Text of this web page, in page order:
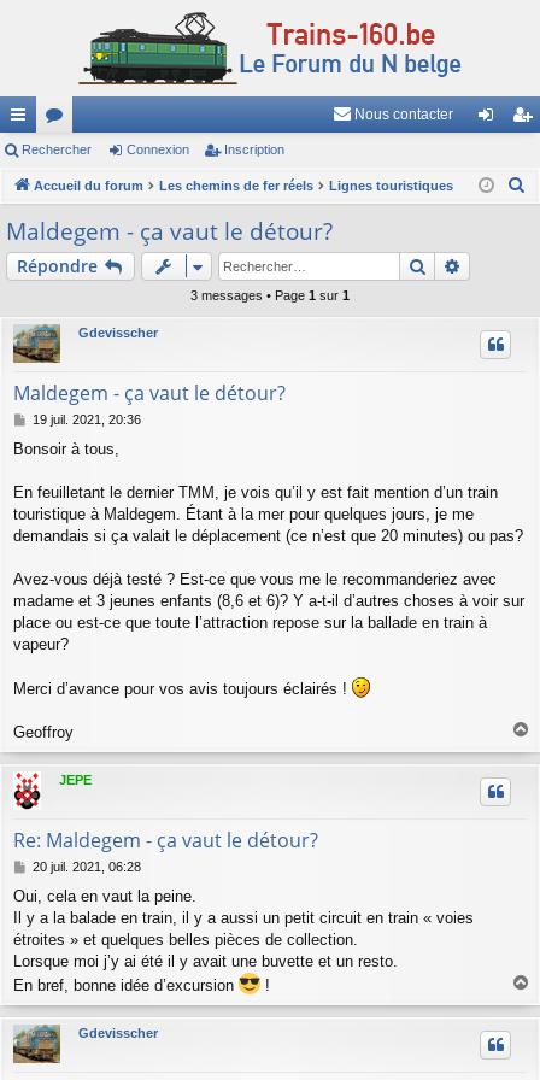
ac
co
ur
ci
or
u
m
s
Nous contacter
ne cri
Rechercher Connexion Inscription
Accueil du forum Les chemins de fer réels Lignes touristiques
r
Maldegem - ça vaut le détour?
Répondre Rechercher
3 messages • Page 1 sur 1
Gdevisscher
Maldegem - ça vaut le détour?
M
s
a
g
19 juil. 2021, 20:36
Bonsoir à tous,
En feuilletant le dernier TMM, je vois qu’il y est fait mention d’un train
touristique à Maldegem. Étant à la mer pour quelques jours, je me
demandais si ça valait le déplacement (ce n’est que 20 minutes) ou pas?
Avez-vous déjà testé ? Est-ce que vous me le recommanderiez avec
madame et 3 jeunes enfants (8,6 et 6)? Y a-t-il d’autres choses à voir sur
place ou est-ce que toute l’attraction repose sur la ballade en train à
vapeur?
Merci d’avance pour vos avis toujours éclairés !
Geoffroy
a
u
JEPE
Re: Maldegem - ça vaut le détour?
M
s
s
a
g
20 juil. 2021, 06:28
Oui, cela en vaut la peine.
Il y a la balade en train, il y a aussi un petit circuit en train « voies
étroites » et quelques belles pièces de collection.
Lorsque moi j’y ai été il y avait une buvette et un resto.
En bref, bonne idée d’excursion
!
a
u
Gdevisscher